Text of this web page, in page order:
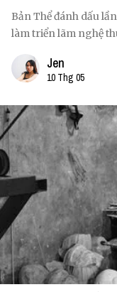
Bản Thể đánh dấu
làm triển lãm nghệ
Jen
10 Thg 05